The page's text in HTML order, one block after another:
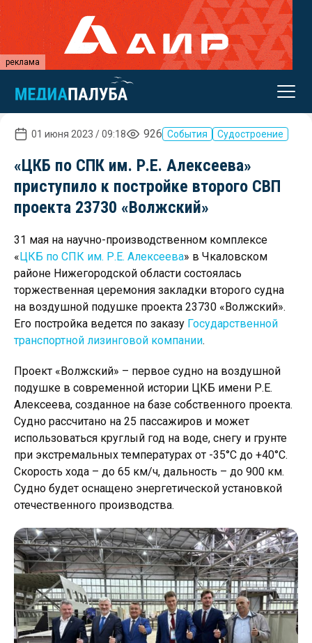
реклама
01 июня 2023 / 09:18 926 События Судостроение
«ЦКБ по СПК им. Р.Е. Алексеева»
приступило к постройке второго СВП
проекта 23730 «Волжский»
31 мая на научно-производственном комплексе
«ЦКБ по СПК им. Р.Е. Алексеева» в Чкаловском
районе Нижегородской области состоялась
торжественная церемония закладки второго судна
на воздушной подушке проекта 23730 «Волжский».
Его постройка ведется по заказу Государственной
транспортной лизинговой компании.
Проект «Волжский» – первое судно на воздушной
подушке в современной истории ЦКБ имени Р.Е.
Алексеева, созданное на базе собственного проекта.
Судно рассчитано на 25 пассажиров и может
использоваться круглый год на воде, снегу и грунте
при экстремальных температурах от -35°C до +40°C.
Скорость хода – до 65 км/ч, дальность – до 900 км.
Судно будет оснащено энергетической установкой
отечественного производства.